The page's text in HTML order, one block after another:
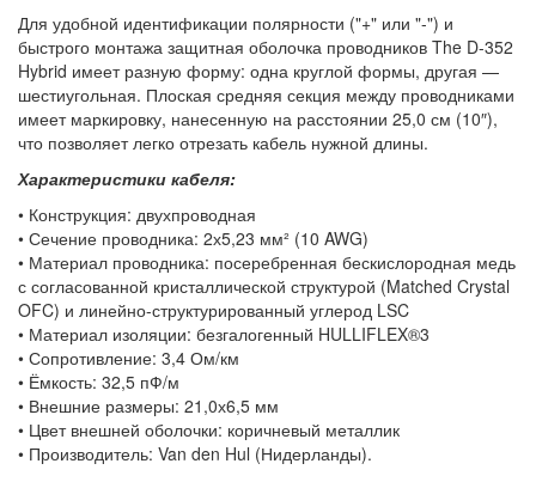
Для удобной идентификации полярности ("+" или "-") и
быстрого монтажа защитная оболочка проводников The D-352
Hybrid имеет разную форму: одна круглой формы, другая —
шестиугольная. Плоская средняя секция между проводниками
имеет маркировку, нанесенную на расстоянии 25,0 см (10″),
что позволяет легко отрезать кабель нужной длины.
Характеристики кабеля:
• Конструкция: двухпроводная
• Сечение проводника: 2х5,23 мм² (10 AWG)
• Материал проводника: посеребренная бескислородная медь
с согласованной кристаллической структурой (Matched Crystal
OFC) и линейно-структурированный углерод LSC
• Материал изоляции: безгалогенный HULLIFLEX®3
• Сопротивление: 3,4 Ом/км
• Ёмкость: 32,5 пФ/м
• Внешние размеры: 21,0х6,5 мм
• Цвет внешней оболочки: коричневый металлик
• Производитель: Van den Hul (Нидерланды).